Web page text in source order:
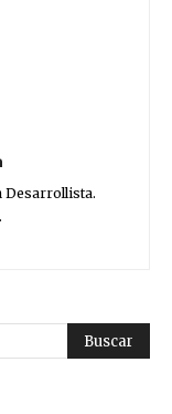
Desarrollista.